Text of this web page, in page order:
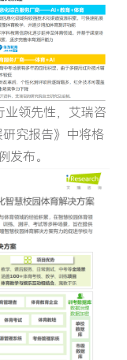
业领先性，艾瑞咨
究报告》中将格
发布。